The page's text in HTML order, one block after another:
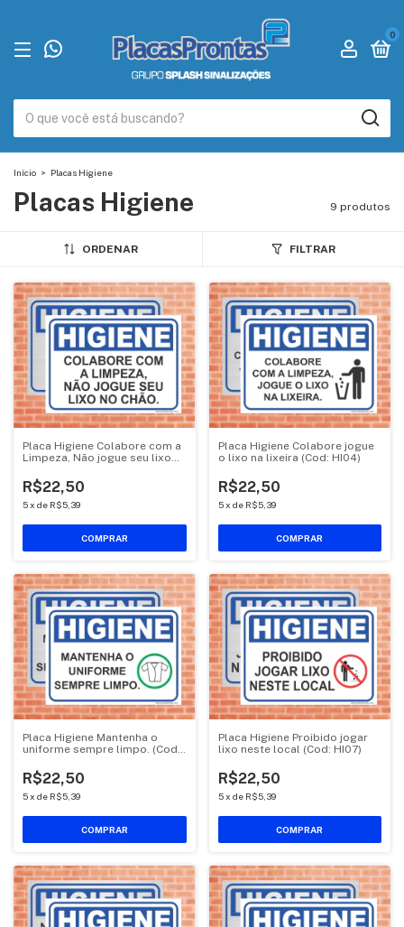
0
Início > Placas Higiene
Placas Higiene 9 produtos
ORDENAR FILTRAR
Placa Higiene Colabore com a
Limpeza, Não jogue seu lixo
R$22,50
5x de R$5,39
COMPRAR
Placa Higiene Colabore jogue
o lixo na lixeira (Cod: HI04)
R$22,50
5 x de R$5,39
COMPRAR
Placa Higiene Mantenha o
uniforme sempre limpo. (Cod:
R$22,50
5x de R$5,39
COMPRAR
Placa Higiene Proibido jogar
lixo neste local (Cod: HI07)
R$22,50
5 x de R$5,39
COMPRAR